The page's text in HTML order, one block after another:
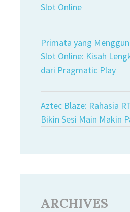
Slot Online
Primata yang
Slot Online: Kisah
dari Pragmatic Play
Aztec Blaze: Rahasia
Bikin Sesi Main Makin
ARCHIVES